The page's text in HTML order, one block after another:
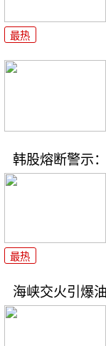
最热
韩股熔断警示
最热
海峡交火引爆